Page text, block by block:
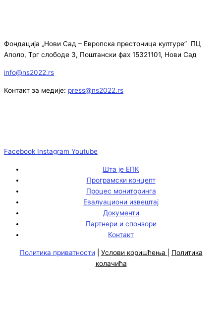
Фондација „Нови Сад – Европска престоница културе” ПЦ
Аполо, Трг слободе 3, Поштански фах 15321101, Нови Сад
info@ns2022.rs
Контакт за медије: press@ns2022.rs
Facebook Instagram Youtube
Шта је ЕПК
Програмски концепт
Процес мониторинга
Евалуациони извештај
Документи
Партнери и спонзори
Контакт
Политика приватности Услови коришћења
Политика
колачића